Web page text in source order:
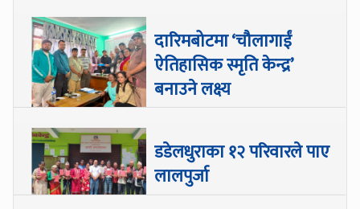
दारिमबोटमा ‘चौलागाईं
ऐतिहासिक स्मृति केन्द्र’
बनाउने लक्ष्य
डडेलधुराका १२ परिवारले पाए
लालपुर्जा